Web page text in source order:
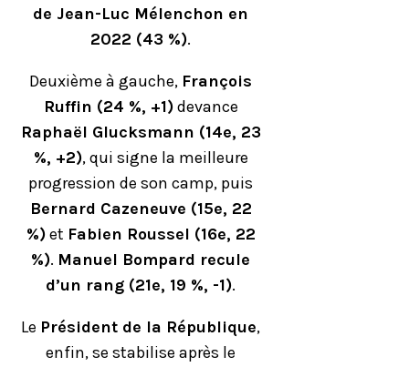
de Jean-Luc Mélenchon en
2022 (43 %).
Deuxième à gauche, François
Ruffin (24 %, +1)devance
Raphaël Glucksmann (14e, 23
%, +2), qui signe la meilleure
progression de son camp, puis
Bernard Cazeneuve (15e, 22
%)et Fabien Roussel (16e, 22
%). Manuel Bompard recule
d’un rang (21e, 19 %, -1).
Le Président de la République,
enfin, se stabilise après le